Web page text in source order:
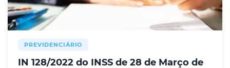
PREVIDENCIÁRIO
IN 128/2022 do INSS de 28 de Março de